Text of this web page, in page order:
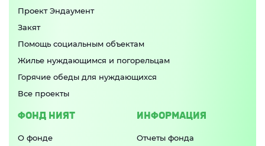
Проект Эндаумент
Закят
Помощь социальным объектам
Жилье нуждающимся и погорельцам
Горячие обеды для нуждающихся
Все проекты
ФОНД НИЯТ
О фонде
ИНФОРМАЦИЯ
Отчеты фонда